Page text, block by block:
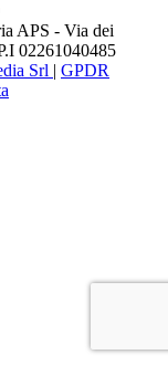
APS - Via dei
02261040485
Srl | GPDR